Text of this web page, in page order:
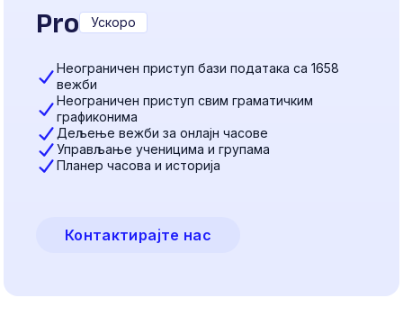
Pro Ускоро
Неограничен приступ бази података са 1658
вежби
Неограничен приступ свим граматичким
графиконима
Дељење вежби за онлајн часове
Управљање ученицима и групама
Планер часова и историја
Контактирајте нас